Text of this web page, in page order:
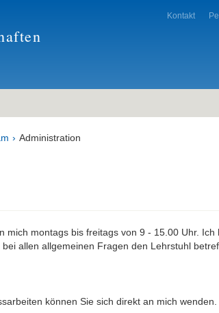
Kontakt
Administration
mich montags bis freitags von 9 - 15.00 Uhr. Ich
bei allen allgemeinen Fragen den Lehrstuhl
können Sie sich direkt an mich wenden.